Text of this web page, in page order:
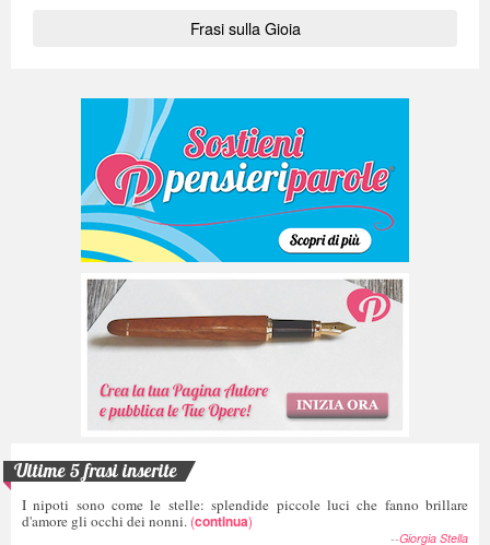
Frasi sulla Gioia
Ultime 5 frasi inserite
I nipoti sono come le stelle: splendide piccole luci che fanno brillare
d'amore gli occhi dei nonni. (continua)
--Giorgia Stella